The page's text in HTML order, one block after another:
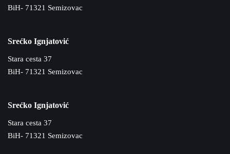
BiH- 71321 Semizovac
Srećko Ignjatović
Stara cesta 37
BiH- 71321 Semizovac
Srećko Ignjatović
Stara cesta 37
BiH- 71321 Semizovac